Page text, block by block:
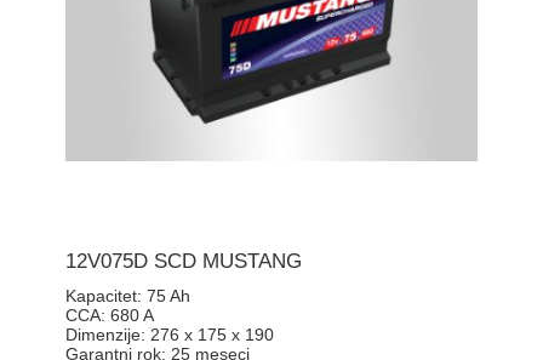
12V075D SCD MUSTANG
Kapacitet: 75 Ah
CCA: 680 A
Dimenzije: 276 x 175 x 190
Garantni rok: 25 meseci